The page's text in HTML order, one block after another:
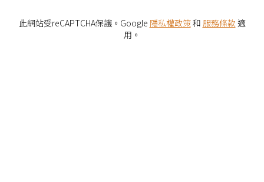
此網站受reCAPTCHA保護。Google 隱私權政策和 服務條款 適
用。